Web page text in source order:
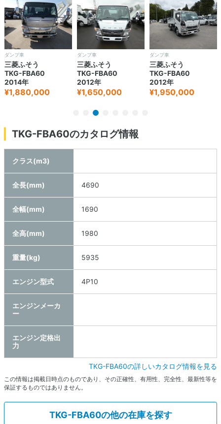
ダンプ車
三菱ふそう
TKG-FBA60
2014年
¥1,880,000
ダンプ車
三菱ふそう
TKG-FBA60
2012年
¥1,650,000
ダンプ車
三菱ふそう
TKG-FBA60
2012年
¥1,950,000
TKG-FBA60のカタログ情報
クラス(m3)
全長(mm) 4690
全幅(mm) 1690
全高(mm) 1980
重量(kg) 5935
エンジン型式 4P10
エンジンメーカ
ー
エンジン定格出
力
TKG-FBA60の詳しいカタログ情報を見る
この情報は掲載日時点のものであり、その正確性、有用性、完全性、最新性等を
保証するものではありません。
TKG-FBA60の他の在庫を探す